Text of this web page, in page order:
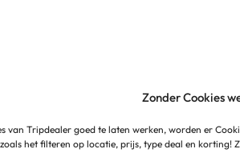
Zonder Cookies
van Tripdealer goed te laten werken, worden er
het filteren op locatie, prijs, type deal en